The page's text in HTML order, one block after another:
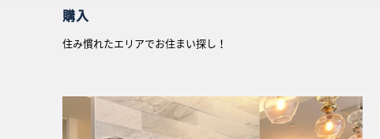
購入
住み慣れたエリアでお住まい探し！